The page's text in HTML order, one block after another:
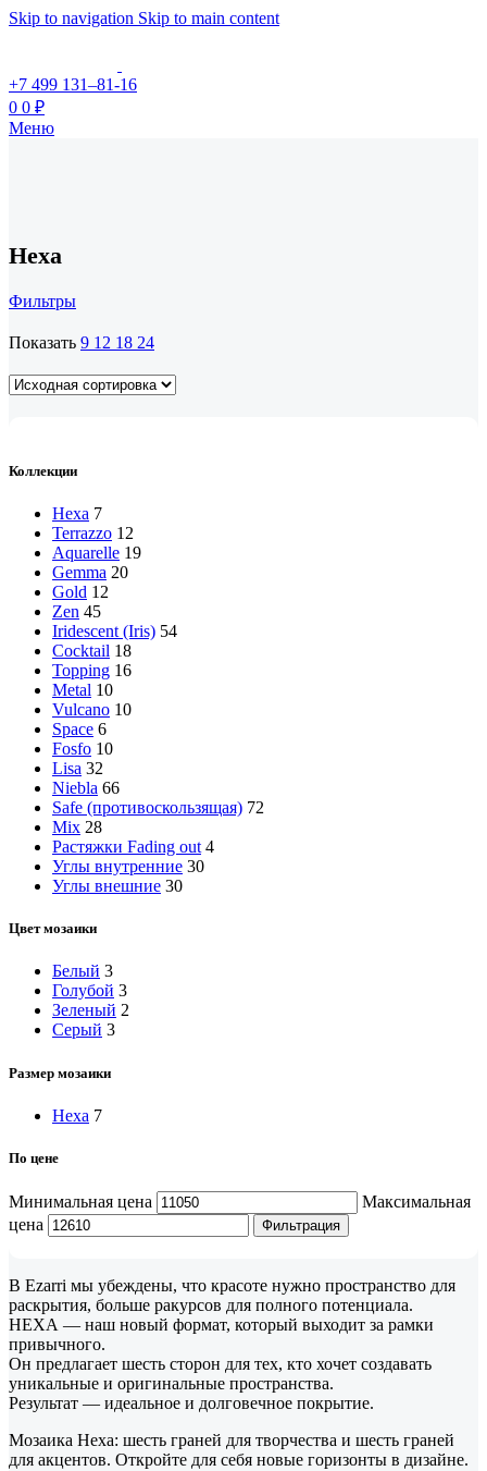
Skip to navigation Skip to main content
+7 499 131–81-16
0 0 ₽
Меню
Hexa
Фильтры
Показать 9 12 18 24
Коллекции
Hexa 7
Terrazzo 12
Aquarelle 19
Gemma 20
Gold 12
Zen 45
Iridescent (Iris) 54
Cocktail 18
Topping 16
Metal 10
Vulcano 10
Space 6
Fosfo 10
Lisa 32
Niebla 66
Safe (противоскользящая) 72
Mix 28
Растяжки Fading out 4
Углы внутренние 30
Углы внешние 30
Цвет мозаики
Белый 3
Голубой 3
Зеленый 2
Серый 3
Размер мозаики
Hexa 7
По цене
Минимальная цена
Максимальная
цена
Фильтрация
В Ezarri мы убеждены, что красоте нужно пространство для
раскрытия, больше ракурсов для полного потенциала.
НЕХА — наш новый формат, который выходит за рамки
привычного.
Он предлагает шесть сторон для тех, кто хочет создавать
уникальные и оригинальные пространства.
Результат — идеальное и долговечное покрытие.
Мозаика Hexa: шесть граней для творчества и шесть граней
для акцентов. Откройте для себя новые горизонты в дизайне.